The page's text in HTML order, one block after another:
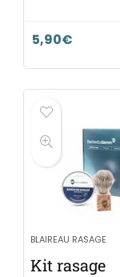
5,90€
BLAIREAU RASAGE
Kit rasage